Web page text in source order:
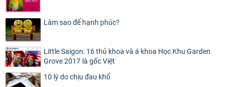
Làm sao để hạnh phúc?
Little Saigon: 16 thủ khoa và á khoa Học Khu Garden
Grove 2017 là gốc Việt
10 lý do chịu đau khổ